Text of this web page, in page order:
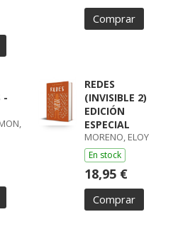
Comprar
-
REDES
(INVISIBLE 2)
EDICIÓN
ESPECIAL
MORENO, ELOY
En stock
18,95 €
Comprar